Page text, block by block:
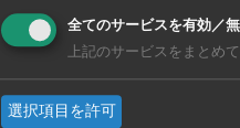
1階にある全3打席をすべて一新。最
ことができる
全てのサービスを有効／
上記のサービスをまとめ
選択項目を許可